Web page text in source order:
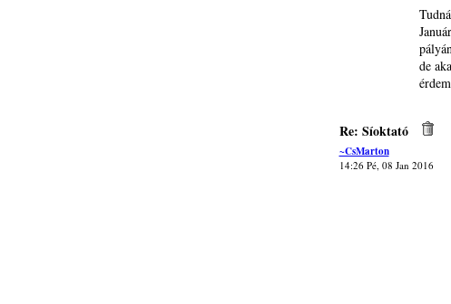
de
Re: Síoktató
~CsMarton
14:26 Pé, 08 Jan 2016